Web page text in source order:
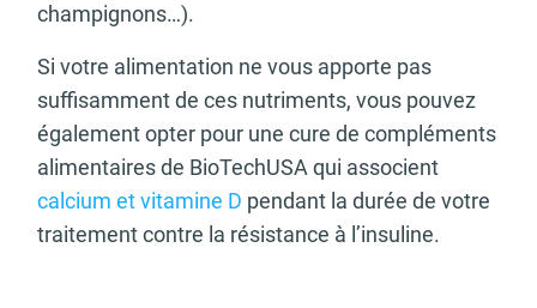
champignons…).
Si votre alimentation ne vous apporte pas
suffisamment de ces nutriments, vous pouvez
également opter pour une cure de compléments
alimentaires de BioTechUSA qui associent
calcium et vitamine D pendant la durée de votre
traitement contre la résistance à l’insuline.